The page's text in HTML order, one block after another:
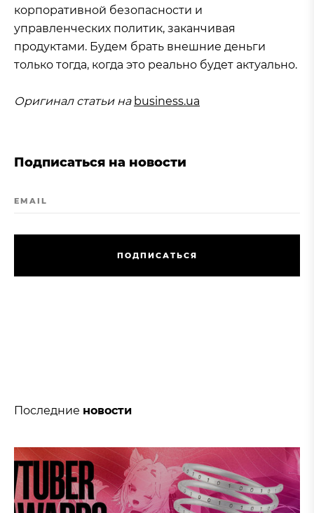
корпоративной безопасности и
управленческих политик, заканчивая
продуктами. Будем брать внешние деньги
только тогда, когда это реально будет актуально.
Оригинал статьи на business.ua
Подписаться на новости
EMAIL
П ОДП ИСАТЬСЯ
Последние новости